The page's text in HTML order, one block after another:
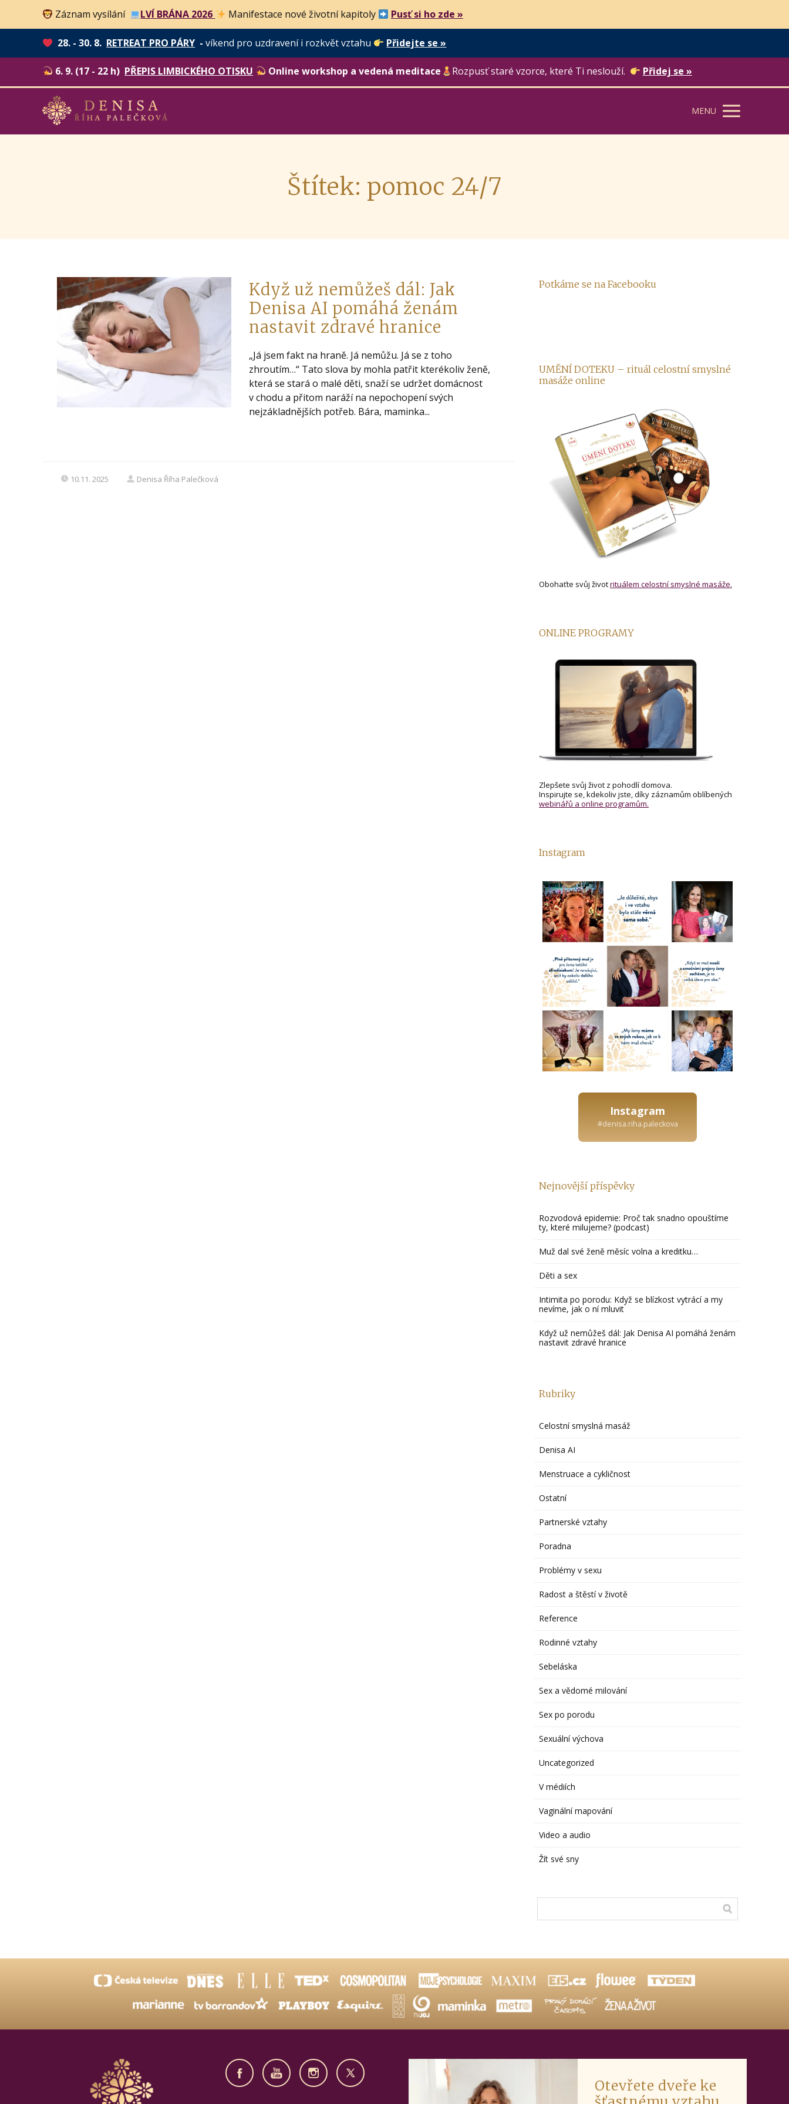
Záznam vysílání LVÍ BRÁNA 2026 Manifestace nové životní kapitoly Pusť si ho zde »
28. - 30. 8. RETREAT PRO PÁRY -víkend pro uzdravení i rozkvět vztahu Přidejte se »
6. 9. (17 - 22 h) PŘEPIS LIMBICKÉHO OTISKU Online workshop a vedená meditace Rozpusť staré vzorce, které Ti neslouží. Přidej se »
MENU
Štítek: pomoc 24/7
Když už nemůžeš dál: Jak
Denisa AI pomáhá ženám
nastavit zdravé hranice
„Já jsem fakt na hraně. Já nemůžu. Já se z toho
zhroutím…“ Tato slova by mohla patřit kterékoliv ženě,
která se stará o malé děti, snaží se udržet domácnost
v chodu a přitom naráží na nepochopení svých
nejzákladnějších potřeb. Bára, maminka...
10.11. 2025 Denisa Říha Palečková
Potkáme se na Facebooku
UMĚNÍ DOTEKU – rituál celostní smyslné
masáže online
Obohaťte svůj životrituálem celostní smyslné masáže.
ONLINE PROGRAMY
Zlepšete svůj život z pohodlí domova.
Inspirujte se, kdekoliv jste, díky záznamům oblíbených
webinářů a online programům.
Instagram
Instagram
#denisa.riha.paleckova
Nejnovější příspěvky
Rozvodová epidemie: Proč tak snadno opouštíme
ty, které milujeme? (podcast)
Muž dal své ženě měsíc volna a kreditku…
Děti a sex
Intimita po porodu: Když se blízkost vytrácí a my
nevíme, jak o ní mluvit
Když už nemůžeš dál: Jak Denisa AI pomáhá ženám
nastavit zdravé hranice
Rubriky
Celostní smyslná masáž
Denisa AI
Menstruace a cykličnost
Ostatní
Partnerské vztahy
Poradna
Problémy v sexu
Radost a štěstí v životě
Reference
Rodinné vztahy
Sebeláska
Sex a vědomé milování
Sex po porodu
Sexuální výchova
Uncategorized
V médiích
Vaginální mapování
Video a audio
Žít své sny
Otevřete dveře ke